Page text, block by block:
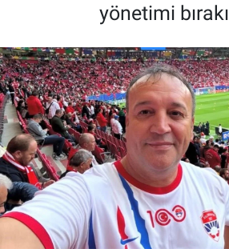
yönetimi
Haber Arşivi